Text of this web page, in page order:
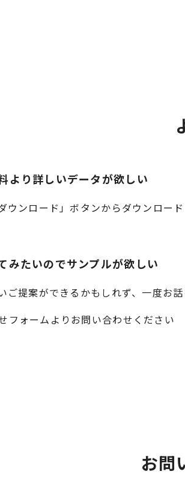
より詳しいデータが欲しい
ウンロード」ボタンからダウンロー
みたいのでサンプルが欲しい
ご提案ができるかもしれず、一度お話
フォームよりお問い合わせください
お問